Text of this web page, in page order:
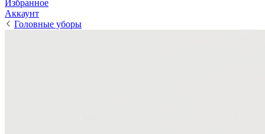
Избранное
Аккаунт
Головные уборы